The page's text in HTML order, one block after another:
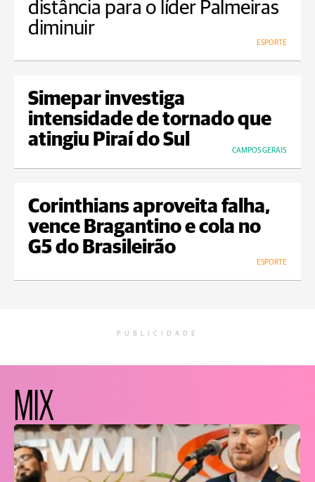
distância para o líder Palmeiras
diminuir
ESPORTE
Simepar investiga
intensidade de tornado que
atingiu Piraí do Sul
CAMPOS GERAIS
Corinthians aproveita falha,
vence Bragantino e cola no
G5 do Brasileirão
ESPORTE
PUBLICIDADE
MIX